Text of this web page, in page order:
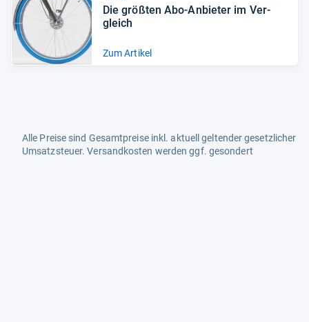
Die größ­ten Abo-​Anbie­ter im Ver­
gleich
Zum Artikel
Alle Preise sind Gesamtpreise inkl. aktuell geltender gesetzlicher
Umsatzsteuer. Versandkosten werden ggf. gesondert